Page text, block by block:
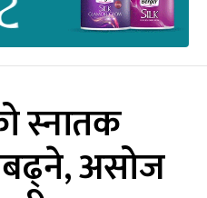
स्नातक
असोज